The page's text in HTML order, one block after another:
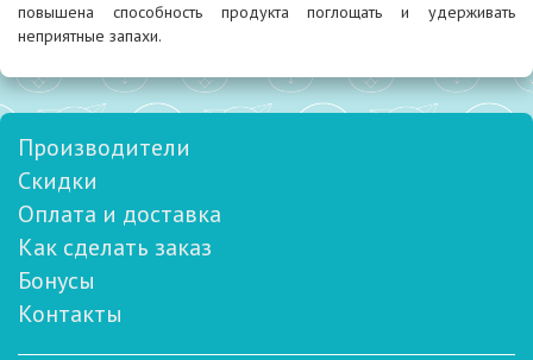
повышена способность продукта поглощать и удерживать
неприятные запахи.
Производители
Скидки
Оплата и доставка
Как сделать заказ
Бонусы
Контакты